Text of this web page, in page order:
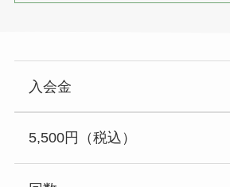
入会金
5,500円（税込）